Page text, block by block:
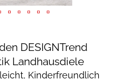
DESIGNTrend
Landhausdiele
Kinderfreundlich